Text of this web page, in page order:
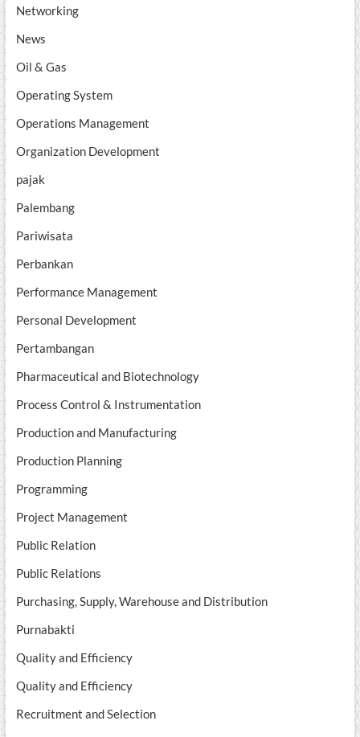
Networking
News
Oil & Gas
Operating System
Operations Management
Organization Development
pajak
Palembang
Pariwisata
Perbankan
Performance Management
Personal Development
Pertambangan
Pharmaceutical and Biotechnology
Process Control & Instrumentation
Production and Manufacturing
Production Planning
Programming
Project Management
Public Relation
Public Relations
Purchasing, Supply, Warehouse and Distribution
Purnabakti
Quality and Efficiency
Quality and Efficiency
Recruitment and Selection